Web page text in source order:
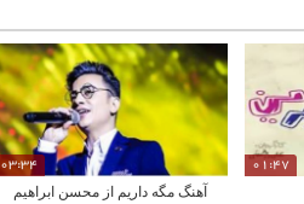
01:47
03:34
آهنگ مگه داریم از محسن ابراهیم